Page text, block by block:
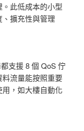
此低成本的小型
擴充性與管理
支援 8 個 QoS 佇
流量能按照重要
，如大樓自動化